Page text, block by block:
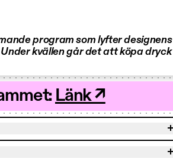
program som lyfter designens
kvällen går det att köpa dryck
Länk ↗